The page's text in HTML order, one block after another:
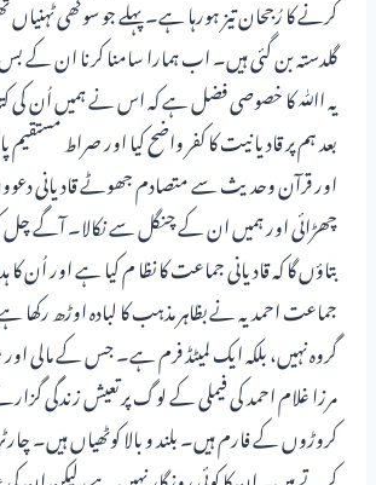
کرنے کا رُجحان تیز ہورہا ہے۔ پہلے جو سوکھی
گلدستہ بن گئی ہیں۔ اب ہمارا سامنا کرنا ان کے
یہ اﷲ کا خصوصی فضل ہے کہ اس نے ہمیں اُن کی
بعد ہم پر قادیانیت کا کفر واضح کیا اور صراط
اور قرآن وحدیث سے متصادم جھوٹے قادیانی
چھڑائی اور ہمیں ان کے چنگل سے نکالا۔ آگے
بتاؤں گا کہ قادیانی جماعت کا نظا م کیا ہے اور اُن
جماعت احمدیہ نے بظاہر مذہب کا لبادہ اوڑھ رکھا ہے،
گروہ نہیں، بلکہ ایک لمیٹڈ فرم ہے۔ جس کے مالی
مرزا غلام احمد کی فیملی کے لوگ پرتعیش زندگی
کروڑوں کے فارم ہیں۔ بلند و بالا کوٹھیاں ہیں۔